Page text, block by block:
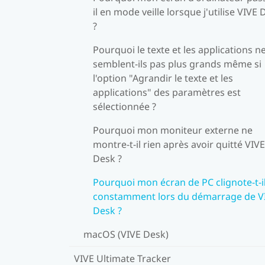
il en mode veille lorsque j'utilise VIVE
?
Pourquoi le texte et les applications
semblent-ils pas plus grands même si
l'option "Agrandir le texte et les
applications" des paramètres est
sélectionnée ?
Pourquoi mon moniteur externe ne
montre-t-il rien après avoir quitté VIVE
Desk ?
Pourquoi mon écran de PC clignote-t-il
constamment lors du démarrage de
Desk ?
macOS (VIVE Desk)
VIVE Ultimate Tracker